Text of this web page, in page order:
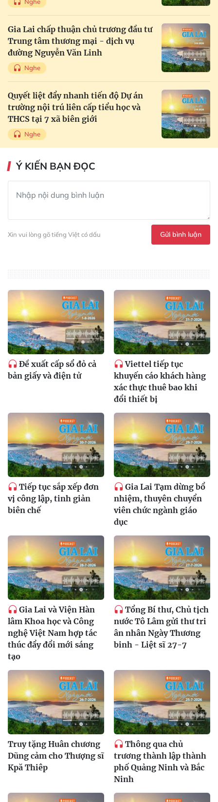
Gia Lai chấp thuận chủ trương đầu tư
Trung tâm thương mại - dịch vụ
đường Nguyễn Văn Linh
Nghe
Quyết liệt đẩy nhanh tiến độ Dự án
trường nội trú liên cấp tiểu học và
THCS tại 7 xã biên giới
Nghe
Ý KIẾN BẠN ĐỌC
Xin vui lòng gõ tiếng Việt có dấu Gửi bình luận
Đề xuất cấp sổ đỏ cả
bản giấy và điện tử
Viettel tiếp tục
khuyến cáo khách hàng
xác thực thuê bao khi
đổi thiết bị
Tiếp tục sắp xếp đơn
vị công lập, tinh giản
biên chế
Gia Lai Tạm dừng bổ
nhiệm, thuyên chuyển
viên chức ngành giáo
dục
Gia Lai và Viện Hàn
lâm Khoa học và Công
nghệ Việt Nam hợp tác
thúc đẩy đổi mới sáng
tạo
Tổng Bí thư, Chủ tịch
nước Tô Lâm gửi thư tri
ân nhân Ngày Thương
binh - Liệt sĩ 27-7
Truy tặng Huân chương
Dũng cảm cho Thượng sĩ
Kpă Thiêp
Thông qua chủ
trương thành lập thành
phố Quảng Ninh và Bắc
Ninh